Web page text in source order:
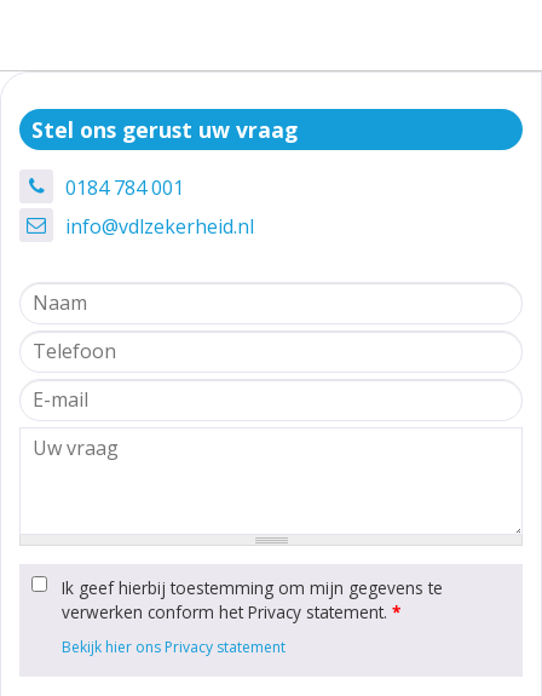
Stel ons gerust uw vraag
0184 784 001
info@vdlzekerheid.nl
Ik geef hierbij toestemming om mijn gegevens te
verwerken conform het Privacy statement. *
Bekijk hier ons Privacy statement